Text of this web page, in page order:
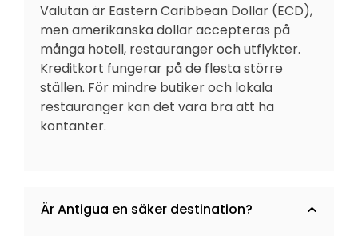
Valutan är Eastern Caribbean Dollar (ECD),
men amerikanska dollar accepteras på
många hotell, restauranger och utflykter.
Kreditkort fungerar på de flesta större
ställen. För mindre butiker och lokala
restauranger kan det vara bra att ha
kontanter.
Är Antigua en säker destination?